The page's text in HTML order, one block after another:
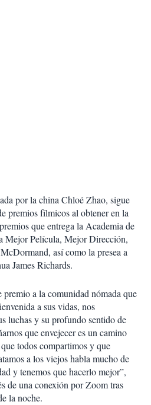
por la china Chloé Zhao, sigue
premios fílmicos al obtener en la
que entrega la Academia de
Mejor Película, Mejor Dirección,
así como la presea a
James Richards.
premio a la comunidad nómada que
a sus vidas, nos
luchas y su profundo sentido de
que envejecer es un camino
todos compartimos y que
a los viejos habla mucho de
y tenemos que hacerlo mejor”,
de una conexión por Zoom tras
la noche.